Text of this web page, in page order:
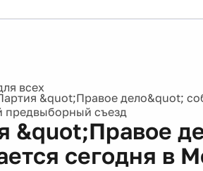
&quot;Правое дело&quot;
предвыборный съезд
&quot;Правое
сегодня в